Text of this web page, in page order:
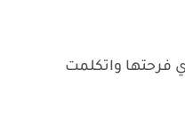
واتكلمت